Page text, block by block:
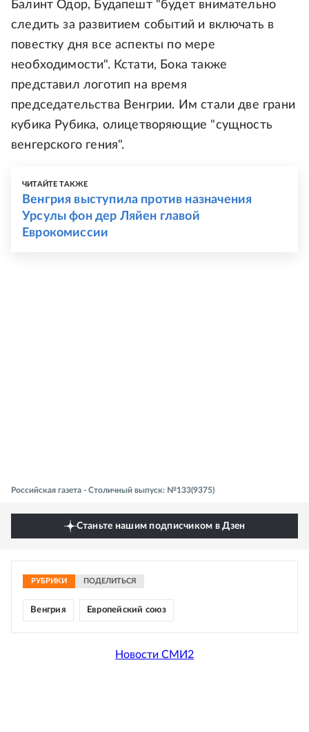
Балинт Одор, Будапешт "будет внимательно
следить за развитием событий и включать в
повестку дня все аспекты по мере
необходимости". Кстати, Бока также
представил логотип на время
председательства Венгрии. Им стали две грани
кубика Рубика, олицетворяющие "сущность
венгерского гения".
ЧИТАЙТЕ ТАКЖЕ
Венгрия выступила против назначения
Урсулы фон дер Ляйен главой
Еврокомиссии
Российская газета - Столичный выпуск: №133(9375)
Станьте нашим подписчиком в Дзен
РУБРИКИ ПОДЕЛИТЬСЯ
Венгрия Европейский союз
Новости СМИ2